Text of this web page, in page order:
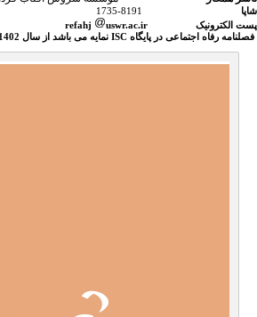
شاپا
8191-1735
پست الکترونیک
efahj uswr.ac.ir
فصلنامه رفاه اجتماعی در پایگاه ISC نمایه می باشد از سال 1402 تا 1403 از Q2 به Q1 ارتقاء یافته است